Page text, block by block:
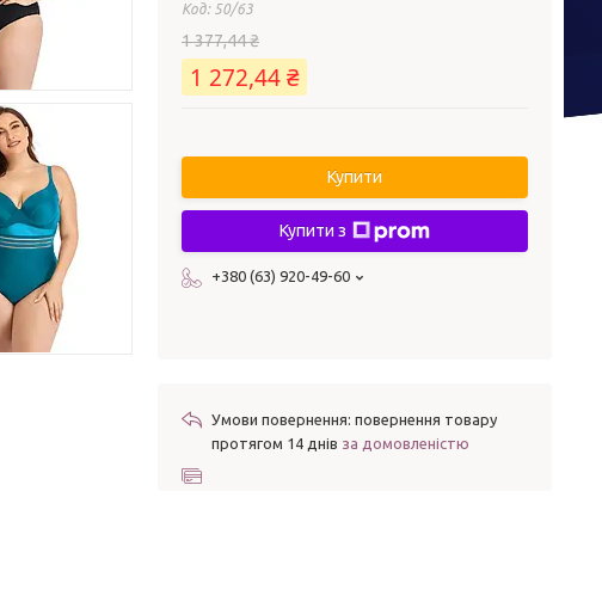
Код: 50/63
1 377,44 ₴
1 272,44 ₴
Купити
Купити з
+380 (63) 920-49-60
повернення товару
протягом 14 днів за домовленістю